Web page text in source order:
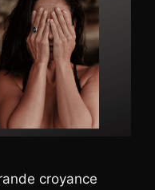
croyance